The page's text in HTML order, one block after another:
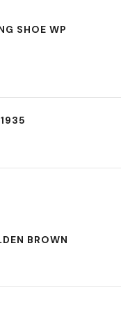
SHOE WP
BROWN